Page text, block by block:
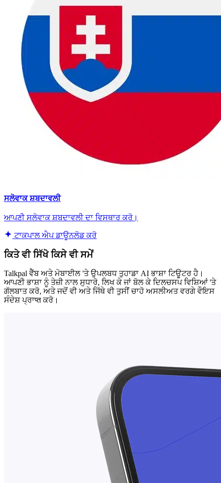
ਸਲੋਵਾਕ ਸ਼ਬਦਾਵਲੀ
ਆਪਣੀ ਸਲੋਵਾਕ ਸ਼ਬਦਾਵਲੀ ਦਾ ਵਿਸਥਾਰ ਕਰੋ।
ਟਾਕਪਾਲ ਐਪ ਡਾਊਨਲੋਡ ਕਰੋ
ਕਿਤੇ ਵੀ ਸਿੱਖੋ ਕਿਸੇ ਵੀ ਸਮੇਂ
Talkpal ਵੈੱਬ ਅਤੇ ਮੋਬਾਈਲ 'ਤੇ ਉਪਲਬਧ ਤੁਹਾਡਾ AI ਭਾਸ਼ਾ ਟਿਊਟਰ ਹੈ।
ਆਪਣੀ ਭਾਸ਼ਾ ਨੂੰ ਤੇਜ਼ੀ ਨਾਲ ਸੁਧਾਰੋ, ਲਿਖ ਕੇ ਜਾਂ ਬੋਲ ਕੇ ਦਿਲਚਸਪ ਵਿਸ਼ਿਆਂ 'ਤੇ
ਗੱਲਬਾਤ ਕਰੋ, ਅਤੇ ਜਦੋਂ ਵੀ ਅਤੇ ਜਿੱਥੇ ਵੀ ਤੁਸੀਂ ਚਾਹੋ ਅਸਲੀਅਤ ਵਰਗੇ ਵੌਇਸ
ਸੰਦੇਸ਼ ਪ੍ਰਾप्त ਕਰੋ।